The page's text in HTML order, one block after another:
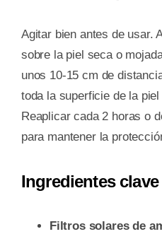
Agitar bien antes de usar.
sobre la piel seca o
unos 10-15 cm de
toda la superficie de la
Reaplicar cada 2 horas o
para mantener la
Ingredientes clave
Filtros solares de